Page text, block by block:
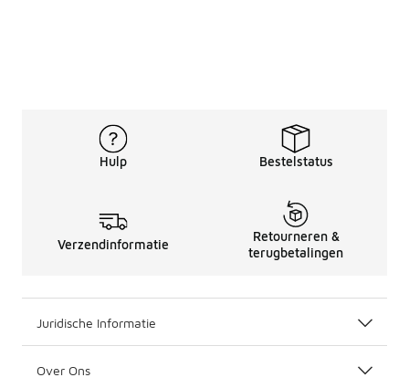
Hulp Bestelstatus
Verzendinformatie
Retourneren &
terugbetalingen
Juridische Informatie
Over Ons